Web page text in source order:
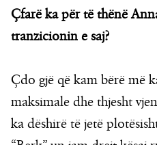
Çfarë ka për të thënë
tranzicionin e saj?
Çdo gjë që kam bërë më
maksimale dhe thjesht
ka dëshirë të jetë